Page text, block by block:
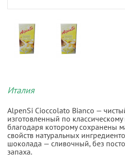
Италия
AlpenSi Cioccolato Bianco —
изготовленный по классическому
благодаря которому сохранены
свойств натуральных
шоколада — сливочный, без
запаха.